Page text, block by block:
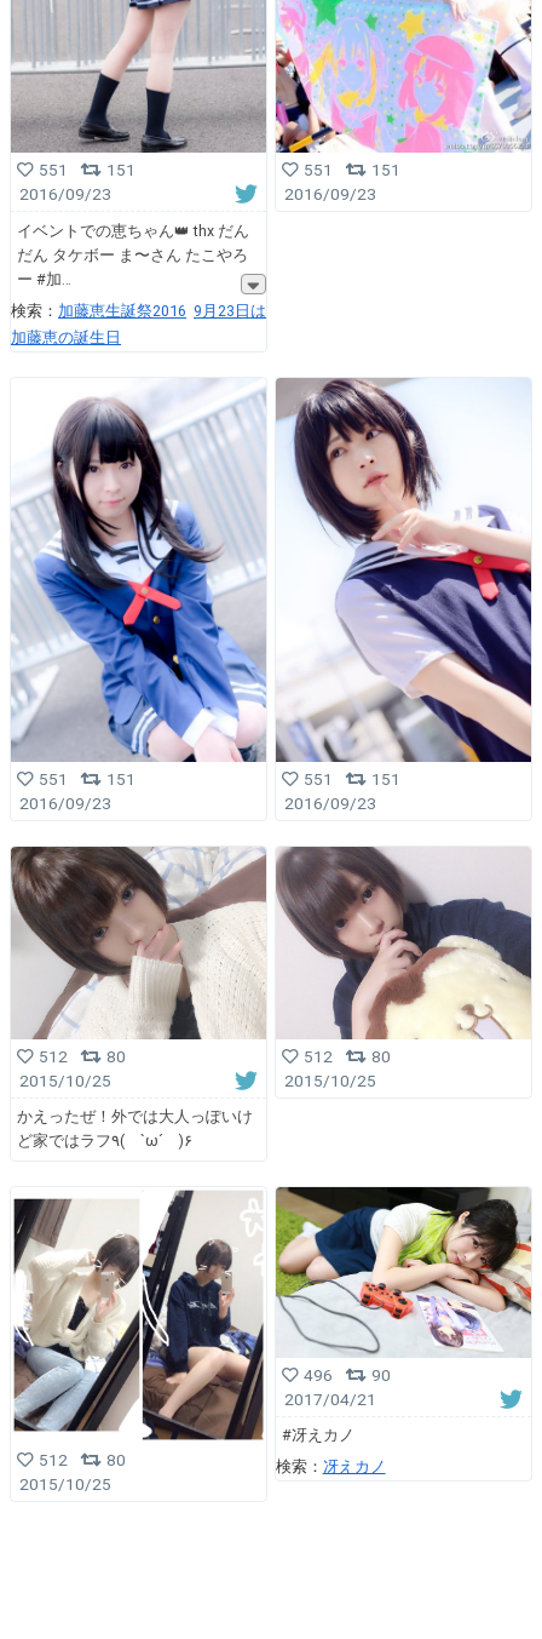
551
151
2016/09/23
イベントでの恵ちゃん👑 thx だん
だん タケボー ま〜さん たこやろ
ー #加
検索： 加藤恵生誕祭2016 9月23日は
加藤恵の誕生日
551
151
2016/09/23
551
151
2016/09/23
551
151
2016/09/23
512
80
2015/10/25
かえったぜ！外では大人っぽいけ
ど家ではラフ٩( `ω´ )۶
512
80
2015/10/25
512
80
2015/10/25
496
90
2017/04/21
#冴えカノ
検索： 冴えカノ